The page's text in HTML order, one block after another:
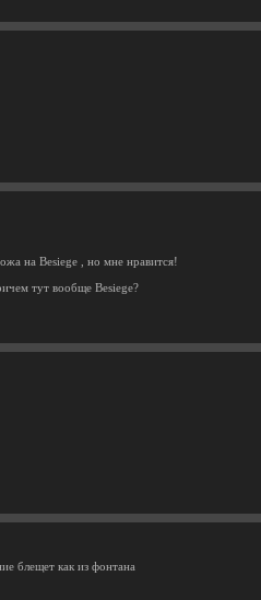
на Besiege , но мне нравится!
тут вообще Besiege?
блещет как из фонтана